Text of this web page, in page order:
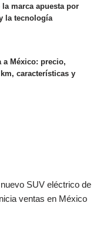
marca apuesta por
la tecnología
a México: precio,
características y
SUV eléctrico de
ventas en México